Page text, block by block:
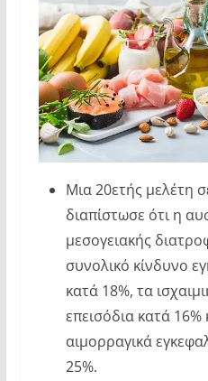
Μια 20ετής μελέτη
διαπίστωσε ότι η
μεσογειακής
συνολικό κίνδυνο
κατά 18%, τα
επεισόδια κατά
αιμορραγικά
25%.